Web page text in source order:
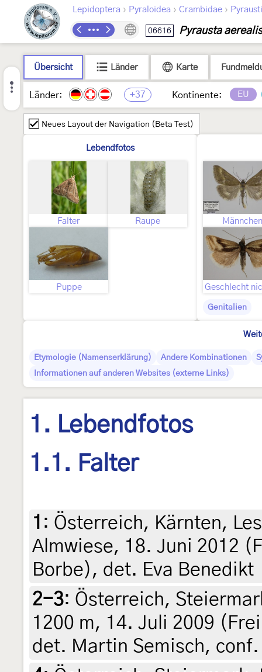
Lepidoptera › Pyraloidea › Crambidae ›
06616 Pyrausta aerealis
Übersicht Länder Karte
Länder: +37 Kontinente: EU
Neues Layout der Navigation (Beta Test)
Lebendfotos
Falter Raupe
Puppe
Männchen
Genitalien
Etymologie (Namenserklärung) Andere Kombinationen
Informationen auf anderen Websites (externe Links)
1. Lebendfotos
1.1. Falter
1 : Österreich, Kärnten,
Almwiese, 18. Juni 2012
Borbe), det. Eva Benedikt
2-3: Österreich,
1200 m, 14. Juli 2009
det. Martin Semisch,